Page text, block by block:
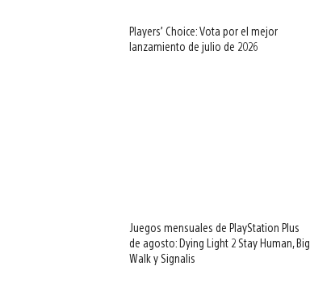
Players’ Choice: Vota por el mejor
lanzamiento de julio de 2026
Juegos mensuales de PlayStation Plus
de agosto: Dying Light 2 Stay Human, Big
Walk y Signalis